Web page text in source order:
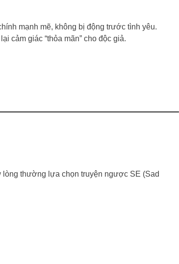
mạnh mẽ, không bị động trước tình yêu.
cảm giác “thỏa mãn” cho độc giả.
lòng thường lựa chọn truyện ngược SE (Sad